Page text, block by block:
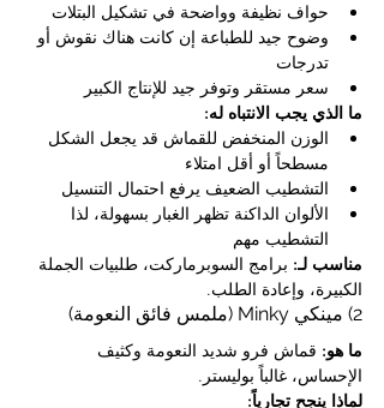
حواف نظيفة وواضحة في تشكيل البتلات
وضوح جيد للطباعة إن كانت هناك نقوش أو
تدرجات
سعر مستقر وتوفر جيد للإنتاج الكبير
ما الذي يجب الانتباه له:
الوزن المنخفض للقماش قد يجعل الشكل
مسطحاً أو أقل امتلاء
التشطيب الضعيف يرفع احتمال التنسيل
الألوان الداكنة تظهر الغبار بسهولة، لذا
التشطيب مهم
مناسب لـ: برامج السوبرماركت، طلبيات الجملة
الكبيرة، وإعادة الطلب.
2) مينكي Minky (ملمس فائق النعومة)
ما هو: قماش فرو شديد النعومة وكثيف
الإحساس، غالباً بوليستر.
لماذا ينجح تجارياً: